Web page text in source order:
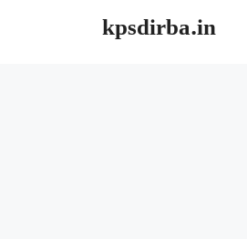
kpsdirba.in